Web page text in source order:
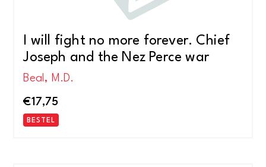
I will fight no more forever. Chief
Joseph and the Nez Perce war
Beal, M.D.
€17,75
BESTEL